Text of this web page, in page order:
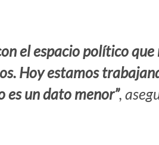
el espacio político
Hoy estamos
es un dato menor”,